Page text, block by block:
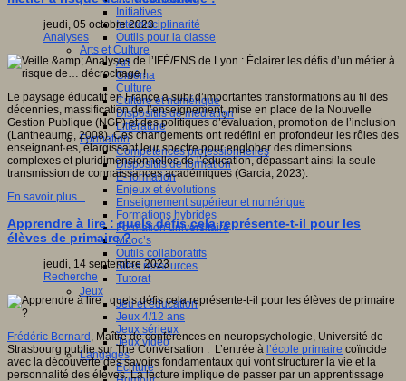
Initiatives
Interdisciplinarité
Outils pour la classe
Arts et Culture
Art
Cinéma
Culture
Culture et numérique
Dispositifs de médiation
Littérature
Formation
Compétences professionnelles
Dispositifs de formation
E- formation
Enjeux et évolutions
Enseignement supérieur et numérique
Formations hybrides
Formation universitaire
Mooc’s
Outils collaboratifs
Sites ressources
Tutorat
Jeux
Jeu et éducation
Jeux 4/12 ans
Jeux sérieux
Jeux vidéo
Langages
Ecriture
jeudi, 05 octobre 2023
Analyses
Le paysage éducatif en France a subi d’importantes transformations au fil des
décennies, massification de l’enseignement, mise en place de la Nouvelle
Gestion Publique (NGP) et des politiques d’évaluation, promotion de l’inclusion
(Lantheaume, 2008). Ces changements ont redéfini en profondeur les rôles des
enseignant·es, élargissant leur spectre pour englober des dimensions
complexes et pluridimensionnelles de l’éducation, dépassant ainsi la seule
transmission de connaissances académiques (Garcia, 2023).
En savoir plus...
Apprendre à lire : quels défis cela représente-t-il pour les
élèves de primaire ?
jeudi, 14 septembre 2023
Recherche
Frédéric Bernard , Maître de conférences en neuropsychologie, Université de
Strasbourg publie sur The Conversation : L’entrée à l’école primaire coïncide
avec la découverte des savoirs fondamentaux qui vont structurer la vie et la
personnalité des élèves. La lecture implique de passer par un apprentissage